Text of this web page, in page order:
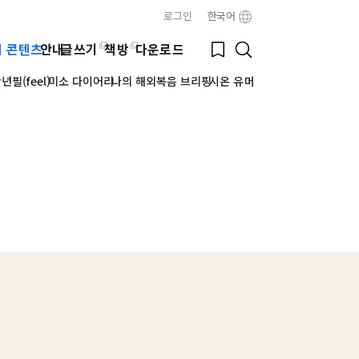
로그인 한국어
Bookmark
Search
콘텐츠안내글쓰기 책방 다운로드
필(feel)미소 다이어리나의 해외복음 브리핑시온 유머